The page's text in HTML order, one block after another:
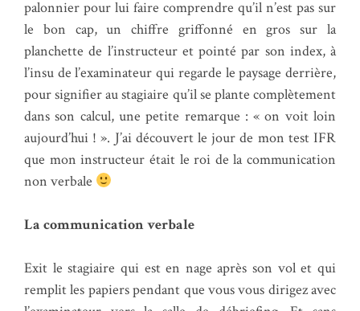
palonnier pour lui faire comprendre qu’il n’est pas sur
le bon cap, un chiffre griffonné en gros sur la
planchette de l’instructeur et pointé par son index, à
l’insu de l’examinateur qui regarde le paysage derrière,
pour signifier au stagiaire qu’il se plante complètement
dans son calcul, une petite remarque : « on voit loin
aujourd’hui ! ». J’ai découvert le jour de mon test IFR
que mon instructeur était le roi de la communication
non verbale
La communication verbale
Exit le stagiaire qui est en nage après son vol et qui
remplit les papiers pendant que vous vous dirigez avec